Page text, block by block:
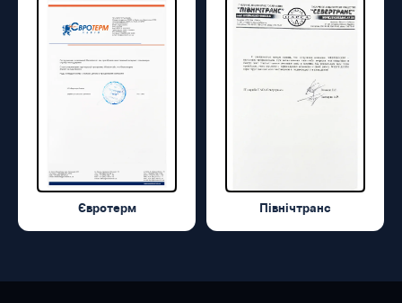
Євротерм Північтранс